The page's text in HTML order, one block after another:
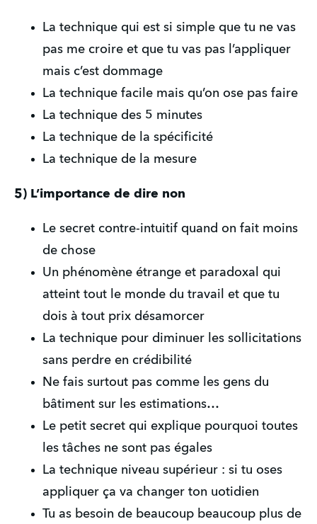
La technique qui est si simple que tu ne vas
pas me croire et que tu vas pas l’appliquer
mais c’est dommage
La technique facile mais qu’on ose pas faire
La technique des 5 minutes
La technique de la spécificité
La technique de la mesure
5) L’importance de dire non
Le secret contre-intuitif quand on fait moins
de chose
Un phénomène étrange et paradoxal qui
atteint tout le monde du travail et que tu
dois à tout prix désamorcer
La technique pour diminuer les sollicitations
sans perdre en crédibilité
Ne fais surtout pas comme les gens du
bâtiment sur les estimations…
Le petit secret qui explique pourquoi toutes
les tâches ne sont pas égales
La technique niveau supérieur : si tu oses
appliquer ça va changer ton uotidien
Tu as besoin de beaucoup beaucoup plus de